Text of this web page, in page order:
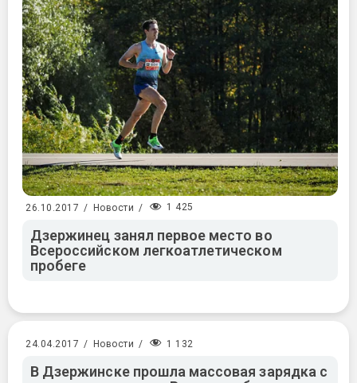
26.10.2017 / Новости / 1 425
Дзержинец занял первое место во
Всероссийском легкоатлетическом
пробеге
24.04.2017 / Новости / 1 132
В Дзержинске прошла массовая зарядка с